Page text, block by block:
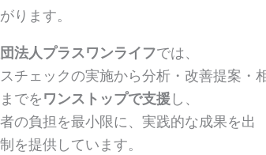
ります。
法人プラスワンライフでは、
チェックの実施から分析・改善提案・
でをワンストップで支援 し、
者の負担を最小限に、実践的な成果を出
を提供しています。